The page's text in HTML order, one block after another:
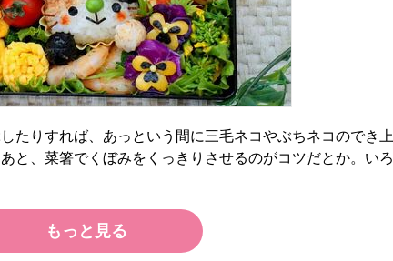
たりすれば、あっという間に三毛ネコやぶちネコのでき上
と、菜箸でくぼみをくっきりさせるのがコツだとか。いろ
もっと見る